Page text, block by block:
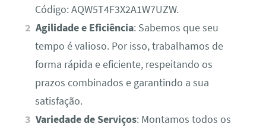
Código: AQW5T4F3X2A1W7UZW.
Agilidade e Eficiência: Sabemos que seu
tempo é valioso. Por isso, trabalhamos de
forma rápida e eficiente, respeitando os
prazos combinados e garantindo a sua
satisfação.
Variedade de Serviços: Montamos todos os